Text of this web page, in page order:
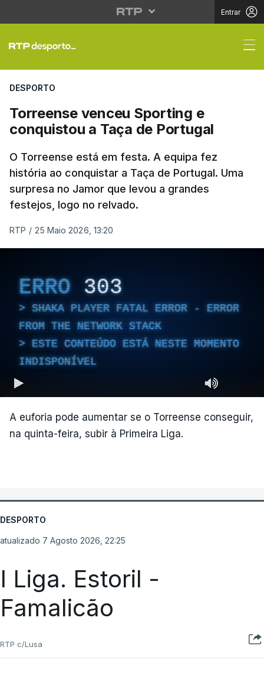
Entrar
Torreense venceu
DESPORTO
Torreense venceu Sporting e
conquistou a Taça de Portugal
O Torreense está em festa. A equipa fez
história ao conquistar a Taça de Portugal. Uma
surpresa no Jamor que levou a grandes
festejos, logo no relvado.
RTP / 25 Maio 2026, 13:20
ERRO 303
SHAKA PLAYER FATAL ERROR - ERROR
FROM THE NETWORK STACK
ESTE CONTEÚDO ESTÁ NESTE MOMENTO
INDISPONÍVEL
A euforia pode aumentar se o Torreense conseguir,
na quinta-feira, subir à Primeira Liga.
DESPORTO
atualizado 7 Agosto 2026, 22:25
I Liga. Estoril -
Famalicão
RTP c/Lusa